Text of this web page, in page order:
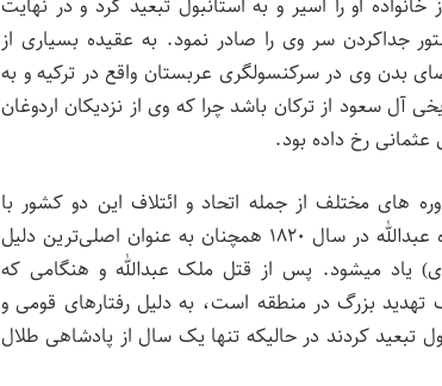
عثمانی) در فوریه ۱۸۲۰ میلادی دستور جداکردن سر وی را صادر نمود. به عقیده بسیاری از
بدن وی در سرکنسولگری عربستان واقع در ترکیه و به
آل سعود از ترکان باشد چرا که وی از نزدیکان اردوغان
عثمانی رخ داده بود.
های مختلف از جمله اتحاد و ائتلاف این دو کشور با
خاندان آل هاشم در خصوص مساله بهار عربی، از قتل شاهزاده عبدالله در سال ۱۸۲۰ همچنان به عنوان اصلی‌­ترین دلیل
یاد می­شود. پس از قتل ملک عبدالله و هنگامی که
بزرگ در منطقه است، به دلیل رفتارهای قومی و
تبعید کردند در حالیکه تنها یک سال از پادشاهی طلال